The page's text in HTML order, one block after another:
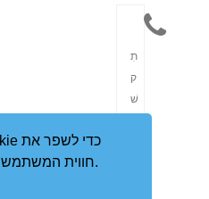
חווית המשתמש ולאפשר לאתר לפעול ביעילות.
תִ
ק
שׁ